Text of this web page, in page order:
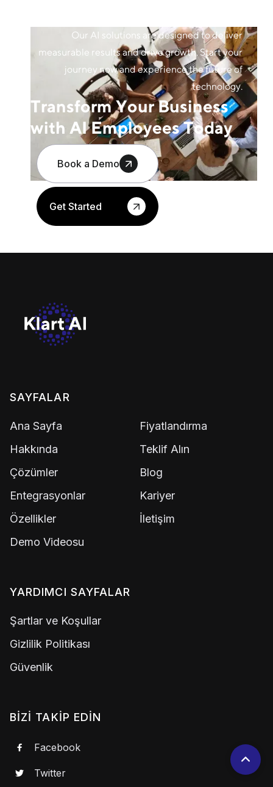
Our AI solutions are designed to deliver
measurable results and drive growth. Start your
journey now and experience the future of
technology.
Transform Your Business
with AI Employees Today
Book a Demo
Get Started
SAYFALAR
Ana Sayfa
Hakkında
Çözümler
Entegrasyonlar
Özellikler
Demo Videosu
Fiyatlandırma
Teklif Alın
Blog
Kariyer
İletişim
YARDIMCI SAYFALAR
Şartlar ve Koşullar
Gizlilik Politikası
Güvenlik
BIZI TAKIP EDIN
 Facebook
 Twitter